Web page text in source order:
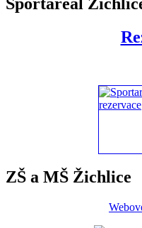
ZŠ a MŠ Žichlice